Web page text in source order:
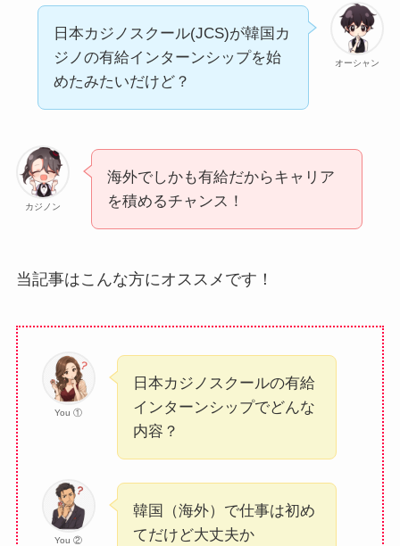
オーシャン
日本カジノスクール(JCS)が韓国カ
ジノの有給インターンシップを始
めたみたいだけど？
カジノン
海外でしかも有給だからキャリア
を積めるチャンス！
当記事はこんな方にオススメです！
You ①
日本カジノスクールの有給
インターンシップでどんな
内容？
You ②
韓国（海外）で仕事は初め
てだけど大丈夫か